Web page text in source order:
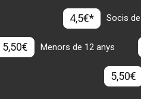
4,5€* Socis
5,50€ Menors de 12 anys
5,50€